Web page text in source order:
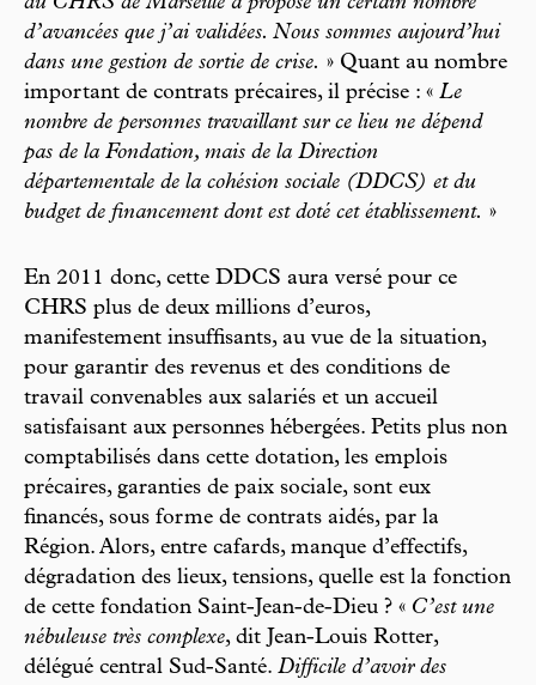
d’avancées que j’ai validées. Nous sommes aujourd’hui
dans une gestion de sortie de crise. » Quant au nombre
important de contrats précaires, il précise : « Le
nombre de personnes travaillant sur ce lieu ne dépend
pas de la Fondation, mais de la Direction
départementale de la cohésion sociale (DDCS) et du
budget de financement dont est doté cet établissement. »
En 2011 donc, cette DDCS aura versé pour ce
CHRS plus de deux millions d’euros,
manifestement insuffisants, au vue de la situation,
pour garantir des revenus et des conditions de
travail convenables aux salariés et un accueil
satisfaisant aux personnes hébergées. Petits plus non
comptabilisés dans cette dotation, les emplois
précaires, garanties de paix sociale, sont eux
financés, sous forme de contrats aidés, par la
Région. Alors, entre cafards, manque d’effectifs,
dégradation des lieux, tensions, quelle est la fonction
de cette fondation Saint-Jean-de-Dieu ? « C’est une
nébuleuse très complexe, dit Jean-Louis Rotter,
délégué central Sud-Santé. Difficile d’avoir des